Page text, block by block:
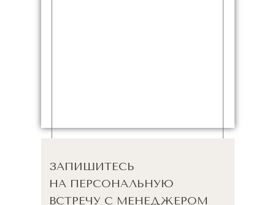
ЗАПИШИТЕСЬ
НА ПЕРСОНАЛЬНУЮ
ВСТРЕЧУ С МЕНЕДЖЕРОМ